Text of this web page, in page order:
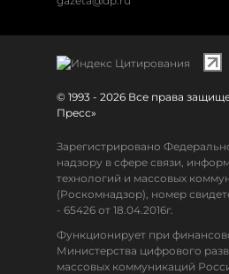
© 1993 - 2026 Все права
Пресс»
Зарегистрировано
надзору в сфере связи,
технологий и массовых
(Роскомнадзор), номер
- 65426 от 18.04.2016г.
Функционирует при
Министерства цифрового
массовых коммуникаций